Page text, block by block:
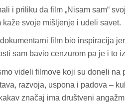
i priliku da film „Nisam sam“
kaže svoje mišljenje i udeli savet.
film bio inspiracija
sam bavio cenzurom pa je i to
videli filmove koji su doneli
razvoja, uspona i padova –
značaj ima društveni